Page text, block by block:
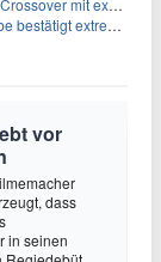
Inhalten angekündigt
und düstere Szenen
vor
dass
in seinen